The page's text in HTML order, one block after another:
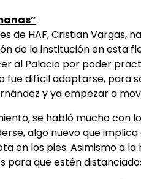
de HAF, Cristian Vargas,
de la institución en esta
al Palacio por poder
fue difícil adaptarse, para
y ya empezar a
se habló mucho con
algo nuevo que
en los pies. Asimismo a
que estén